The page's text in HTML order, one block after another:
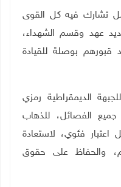
تشارك فيه كل القوى
عهد وقسم الشهداء،
قبورهم بوصلة للقيادة
الديمقراطية رمزي
الفصائل، للذهاب
فئوي، لاستعادة
والحفاظ على حقوق